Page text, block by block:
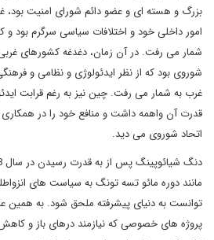
بزرگ و هسته ای و عضو دائم شورای امنیت بود،
امور داخلی خود و اختلافات سیاسی سرگرم بود
شمار می رفت. در آن زمان، دغدغه کشورهای
شوروی بود که از نظر ایدئولوژی و نظامی و
غرب به شمار می رفت. چین نیز به رغم قرابت
قدرت آن واهمه داشت و منافع خود را در
اتحاد شوروی می دید.
مانند دوره مائو تسه تونگ به سیاست های
توانست به دنیای پیشرفته ملحق شود. به همین
پروژه های خصوصی که نیازمند درهای باز و